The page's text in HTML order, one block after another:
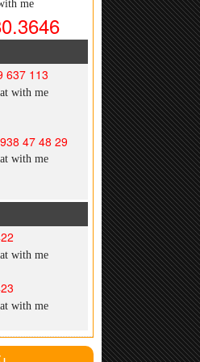
637 113
47 48 29